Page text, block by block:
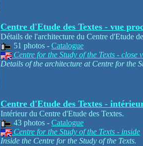
Centre d'Etude des Textes - vue
Détails de l'architecture du Centre d'Etude
51 photos - Catalogue
Centre for the Study of the Texts - close
Details of the architecture at Centre for the
Centre d'Etude des Textes -
Intérieur du Centre d'Etude des Textes.
43 photos - Catalogue
Centre for the Study of the Texts - inside
Inside the Centre for the Study of the Texts.